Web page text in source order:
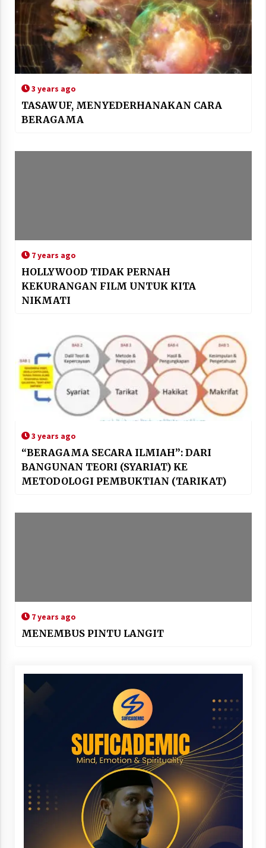
3 years ago
TASAWUF, MENYEDERHANAKAN CARA
BERAGAMA
7 years ago
HOLLYWOOD TIDAK PERNAH
KEKURANGAN FILM UNTUK KITA
NIKMATI
3 years ago
“BERAGAMA SECARA ILMIAH”: DARI
BANGUNAN TEORI (SYARIAT) KE
METODOLOGI PEMBUKTIAN (TARIKAT)
7 years ago
MENEMBUS PINTU LANGIT